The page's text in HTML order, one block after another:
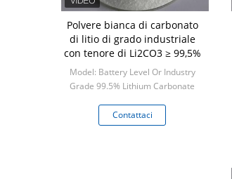
Polvere bianca di carbonato
di litio di grado industriale
con tenore di Li2CO3 ≥ 99,5%
Model: Battery Level Or Industry
Grade 99.5% Lithium Carbonate
Min: 1 kilogram
Contattaci